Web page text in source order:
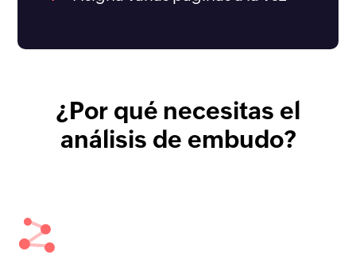
¿Por qué necesitas el
análisis de embudo?